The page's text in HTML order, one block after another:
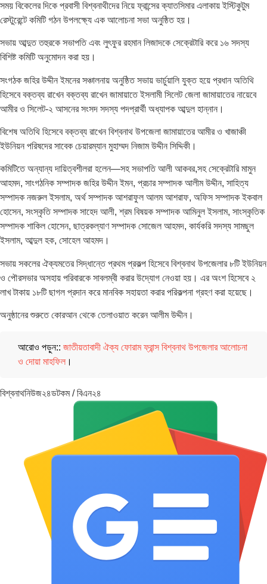
সময় বিকেলের দিকে প্রবাসী বিশ্বনাথীদের নিয়ে ফ্রান্সের ক্যাতসিমার এলাকায় ইস্টিকুটুম
রেস্টুরেন্টে কমিটি গঠন উপলক্ষ্যে এক আলোচনা সভা অনুষ্ঠিত হয়।
সভায় আব্দুত তহুরকে সভাপতি এবং লুৎফুর রহমান লিজাদকে সেক্রেটারি করে ১৬ সদস্য
বিশিষ্ট কমিটি অনুমোদন করা হয়।
সংগঠক জহির উদ্দীন ইমনের সঞ্চালনায় অনুষ্ঠিত সভায় ভার্চুয়ালি যুক্ত হয়ে প্রধান অতিথি
হিসেবে বক্তব্য রাখেন বক্তব্য রাখেন জামায়াতে ইসলামী সিলেট জেলা জামায়াতের নায়েবে
আমীর ও সিলেট-২ আসনের সংসদ সদস্য পদপ্রার্থী অধ্যাপক আব্দুল হান্নান।
বিশেষ অতিথি হিসেবে বক্তব্য রাখেন বিশ্বনাথ উপজেলা জামায়াতের আমীর ও খাজাঞ্চী
ইউনিয়ন পরিষদের সাবেক চেয়ারম্যান মুহাম্মদ নিজাম উদ্দীন সিদ্দিকী।
কমিটিতে অন্যান্য দায়িত্বশীলরা হলেন—সহ সভাপতি আলী আকবর,সহ সেক্রেটারি মামুন
আহমদ, সাংগঠনিক সম্পাদক জহির উদ্দীন ইমন, প্রচার সম্পাদক আলীম উদ্দীন, সাহিত্য
সম্পাদক নজরুল ইসলাম, অর্থ সম্পাদক আশরাফুল আলম আশরাফ, অফিস সম্পাদক ইকবাল
হোসেন, সংস্কৃতি সম্পাদক সাহেদ আলী, শ্রম বিষয়ক সম্পাদক আমিনুল ইসলাম, সাংস্কৃতিক
সম্পাদক শাকিল হোসেন, ছাত্রকল্যাণ সম্পাদক সোজেল আহমদ, কার্যকরি সদস্য সামছুল
ইসলাম, আব্দুল হক, সোহেল আহমদ।
সভায় সকলের ঐক্যমতের সিদ্ধান্তে প্রথম প্রকল্প হিসেবে বিশ্বনাথ উপজেলার ৮টি ইউনিয়ন
ও পৌরসভার অসহায় পরিবারকে সাবলম্বী করার উদ্যোগ নেওয়া হয়। এর অংশ হিসেবে ২
লাখ টাকায় ১৮টি ছাগল প্রদান করে মানবিক সহায়তা করার পরিকল্পনা গ্রহণ করা হয়েছে।
অনুষ্ঠানের শুরুতে কোরআন থেকে তেলাওয়াত করেন আলীম উদ্দীন।
আরোও পড়ুন:: জাতীয়তাবাদী ঐক্য ফোরাম ফ্রান্স বিশ্বনাথ উপজেলার আলোচনা
ও দোয়া মাহফিল ।
বিশ্বনাথনিউজ২৪ডটকম / বিএন২৪